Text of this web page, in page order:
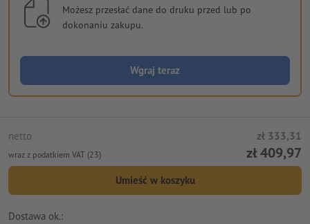
Możesz przesłać dane do druku przed lub po
dokonaniu zakupu.
Wgraj teraz
netto zł 333,31
wraz z podatkiem VAT (23) zł 409,97
Umieść w koszyku
Dostawa ok.: